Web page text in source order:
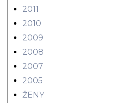
2011
2010
2009
2008
2007
2005
ŽENY